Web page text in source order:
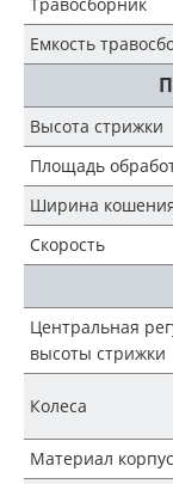
Емкость
Высота стрижки
Площадь
Ширина
Скорость
Центральная
высоты стрижки
Колеса
Материал